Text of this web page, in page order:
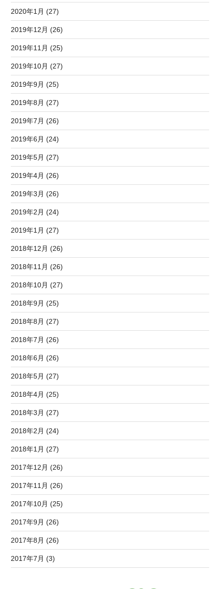
2020年1月 (27)
2019年12月 (26)
2019年11月 (25)
2019年10月 (27)
2019年9月 (25)
2019年8月 (27)
2019年7月 (26)
2019年6月 (24)
2019年5月 (27)
2019年4月 (26)
2019年3月 (26)
2019年2月 (24)
2019年1月 (27)
2018年12月 (26)
2018年11月 (26)
2018年10月 (27)
2018年9月 (25)
2018年8月 (27)
2018年7月 (26)
2018年6月 (26)
2018年5月 (27)
2018年4月 (25)
2018年3月 (27)
2018年2月 (24)
2018年1月 (27)
2017年12月 (26)
2017年11月 (26)
2017年10月 (25)
2017年9月 (26)
2017年8月 (26)
2017年7月 (3)